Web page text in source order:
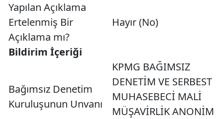
Yapılan Açıklama
Ertelenmiş Bir
Açıklama mı?
Hayır (No)
Bildirim İçeriği
Bağımsız Denetim
Kuruluşunun Unvanı
KPMG BAĞIMSIZ
DENETİM VE SERBEST
MUHASEBECİ MALİ
MÜŞAVİRLİK ANONİM